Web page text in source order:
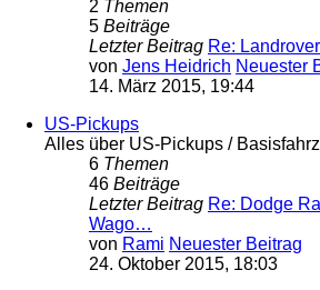
2 Themen
5 Beiträge
Letzter Beitrag Re:
von Jens Heidrich Neuester
14. März 2015, 19:44
US-Pickups
Alles über US-Pickups /
6 Themen
46 Beiträge
Letzter Beitrag Re: Dodge
Wago…
von Rami Neuester Beitrag
24. Oktober 2015, 18:03